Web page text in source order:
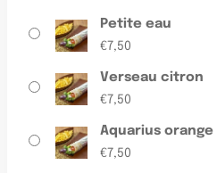
Petite eau
€7,50
Verseau citron
€7,50
Aquarius orange
€7,50